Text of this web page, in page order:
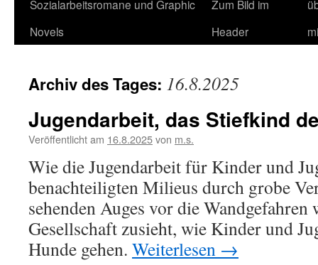
Sozialarbeitsromane und Graphic
Novels
Zum Bild im
Header
Archiv des Tages: 16.8.2025
Jugendarbeit, das Stiefkind
Veröffentlicht am 16.8.2025von m.s.
Wie die Jugendarbeit für Kinder und
benachteiligten Milieus durch grobe
sehenden Auges vor die
Gesellschaft zusieht, wie Kinder und
Hunde gehen. Weiterlesen →